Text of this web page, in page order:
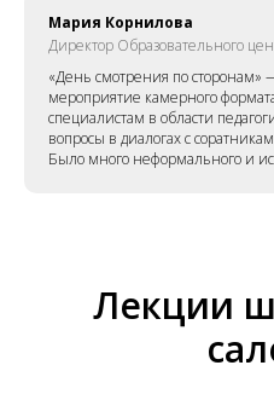
Мария Корнилова
Директор Образовательного
«День смотрения по сторонам»
мероприятие камерного
специалистам в области
вопросы в диалогах с
Было много неформального и
Лекции